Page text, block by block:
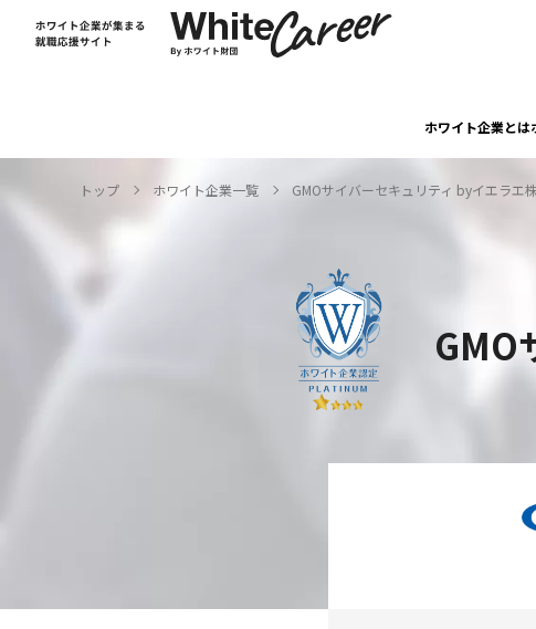
ホワイト企業とは
トップ ホワイト企業一覧 GMOサイバーセキュリティ byイエラエ
GMO